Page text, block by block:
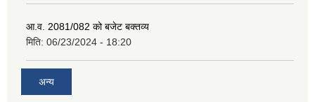
आ.व. 2081/082 को बजेट बक्तव्य
मिति: 06/23/2024 - 18:20
अन्य